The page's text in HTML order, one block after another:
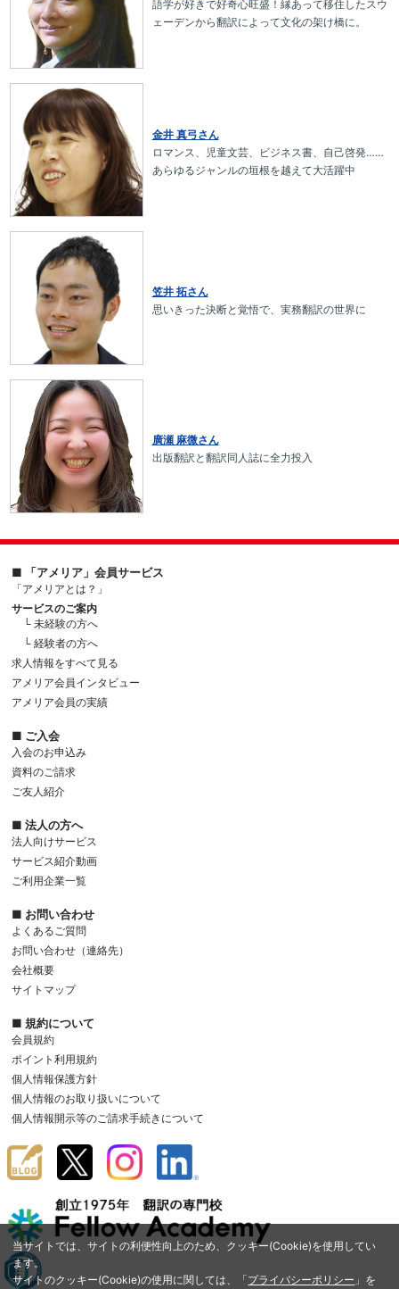
当サイトでは、サイトの利便性向上のため、クッキー(Cookie)を使用してい
ます。
サイトのクッキー(Cookie)の使用に関しては、「プライバシーポリシー 」を
語学が好きで好奇心旺盛！縁あって移住したスウ
ェーデンから翻訳によって文化の架け橋に。
金井 真弓さん
ロマンス、児童文芸、ビジネス書、自己啓発……
あらゆるジャンルの垣根を越えて大活躍中
笠井 拓さん
思いきった決断と覚悟で、実務翻訳の世界に
廣瀬 麻微さん
出版翻訳と翻訳同人誌に全力投入
■ 「アメリア」会員サービス
「アメリアとは？」
サービスのご案内
└ 未経験の方へ
└ 経験者の方へ
求人情報をすべて見る
アメリア会員インタビュー
アメリア会員の実績
■ ご入会
入会のお申込み
資料のご請求
ご友人紹介
■ 法人の方へ
法人向けサービス
サービス紹介動画
ご利用企業一覧
■ お問い合わせ
よくあるご質問
お問い合わせ（連絡先）
会社概要
サイトマップ
■ 規約について
会員規約
ポイント利用規約
個人情報保護方針
個人情報のお取り扱いについて
個人情報開示等のご請求手続きについて